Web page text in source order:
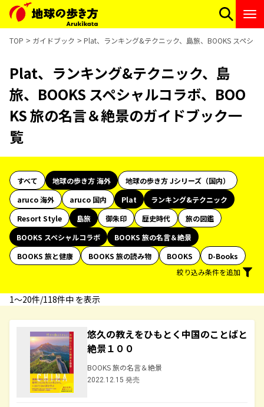
TOP ガイドブック Plat、ランキング&テクニック、島旅、BOOKS スペシ
Plat、ランキング&テクニック、島
旅、BOOKS スペシャルコラボ、BOO
KS 旅の名言＆絶景のガイドブック一
覧
すべて 地球の歩き方 海外
地球の歩き方 Jシリーズ（国内）
aruco 海外
aruco 国内 Plat
ランキング&テクニック
Resort Style
島旅 御朱印 歴史時代
旅の図鑑
BOOKS スペシャルコラボ
BOOKS 旅の名言＆絶景
BOOKS 旅と健康
BOOKS 旅の読み物 BOOKS
D-Books
絞り込み条件を追加
1〜20件/118件中 を表示
悠久の教えをひもとく中国のことばと
絶景１００
BOOKS 旅の名言＆絶景
2022.12.15 発売